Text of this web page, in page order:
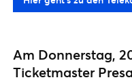
Am Donnerstag,
Ticketmaster